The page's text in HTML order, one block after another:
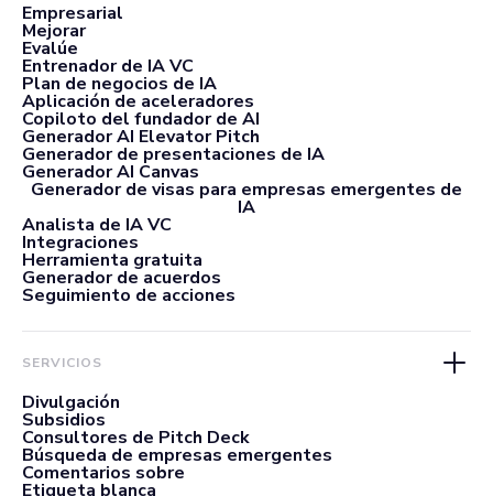
Empresarial
Mejorar
Evalúe
Entrenador de IA VC
Plan de negocios de IA
Aplicación de aceleradores
Copiloto del fundador de AI
Generador AI Elevator Pitch
Generador de presentaciones de IA
Generador AI Canvas
Generador de visas para empresas emergentes de
IA
Analista de IA VC
Integraciones
Herramienta gratuita
Generador de acuerdos
Seguimiento de acciones
SERVICIOS
Divulgación
Subsidios
Consultores de Pitch Deck
Búsqueda de empresas emergentes
Comentarios sobre
Etiqueta blanca